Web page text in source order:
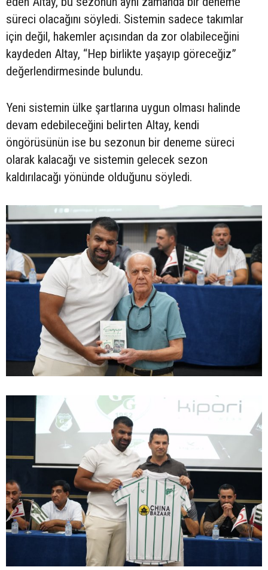
süreci olacağını söyledi. Sistemin sadece takımlar
için değil, hakemler açısından da zor olabileceğini
kaydeden Altay, “Hep birlikte yaşayıp göreceğiz”
değerlendirmesinde bulundu.
Yeni sistemin ülke şartlarına uygun olması halinde
devam edebileceğini belirten Altay, kendi
öngörüsünün ise bu sezonun bir deneme süreci
olarak kalacağı ve sistemin gelecek sezon
kaldırılacağı yönünde olduğunu söyledi.